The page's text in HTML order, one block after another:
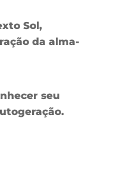
Sol,
da alma-
seu